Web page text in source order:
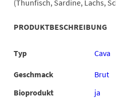
(Thunfisch, Sardine, Lachs,
PRODUKTBESCHREIBUNG
Typ Cava
Geschmack
Brut
Bioprodukt
ja